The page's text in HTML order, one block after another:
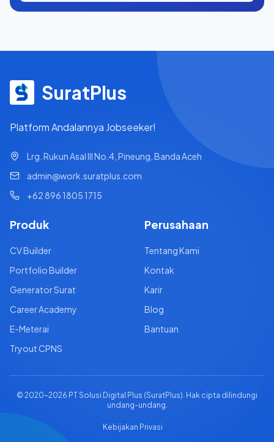
SuratPlus
Platform Andalannya Jobseeker!
Lrg. Rukun Asal III No.4, Pineung, Banda Aceh
admin@work.suratplus.com
+62 896 1805 1715
Produk
CV Builder
Portfolio Builder
Generator Surat
Career Academy
E-Meterai
Tryout CPNS
Perusahaan
Tentang Kami
Kontak
Karir
Blog
Bantuan
© 2020-2026 PT Solusi Digital Plus (SuratPlus). Hak cipta dilindungi
undang-undang.
Kebijakan Privasi